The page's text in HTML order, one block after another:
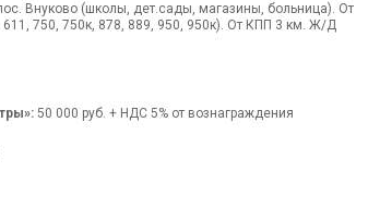
Внуково (школы, дет.сады, магазины, больница). От
750, 750к, 878, 889, 950, 950к). От КПП 3 км. Ж/Д
50 000 руб. + НДС 5% от вознаграждения